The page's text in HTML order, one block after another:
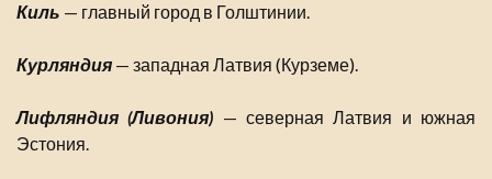
Киль — главный город в Голштинии.
Курляндия — западная Латвия (Курземе).
Лифляндия (Ливония) — северная Латвия и южная
Эстония.